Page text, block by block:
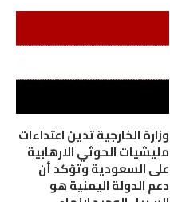
وزارة الخارجية تدين اعتداءات
مليشيات الحوثي الارهابية
على السعودية وتؤكد أن
دعم الدولة اليمنية هو